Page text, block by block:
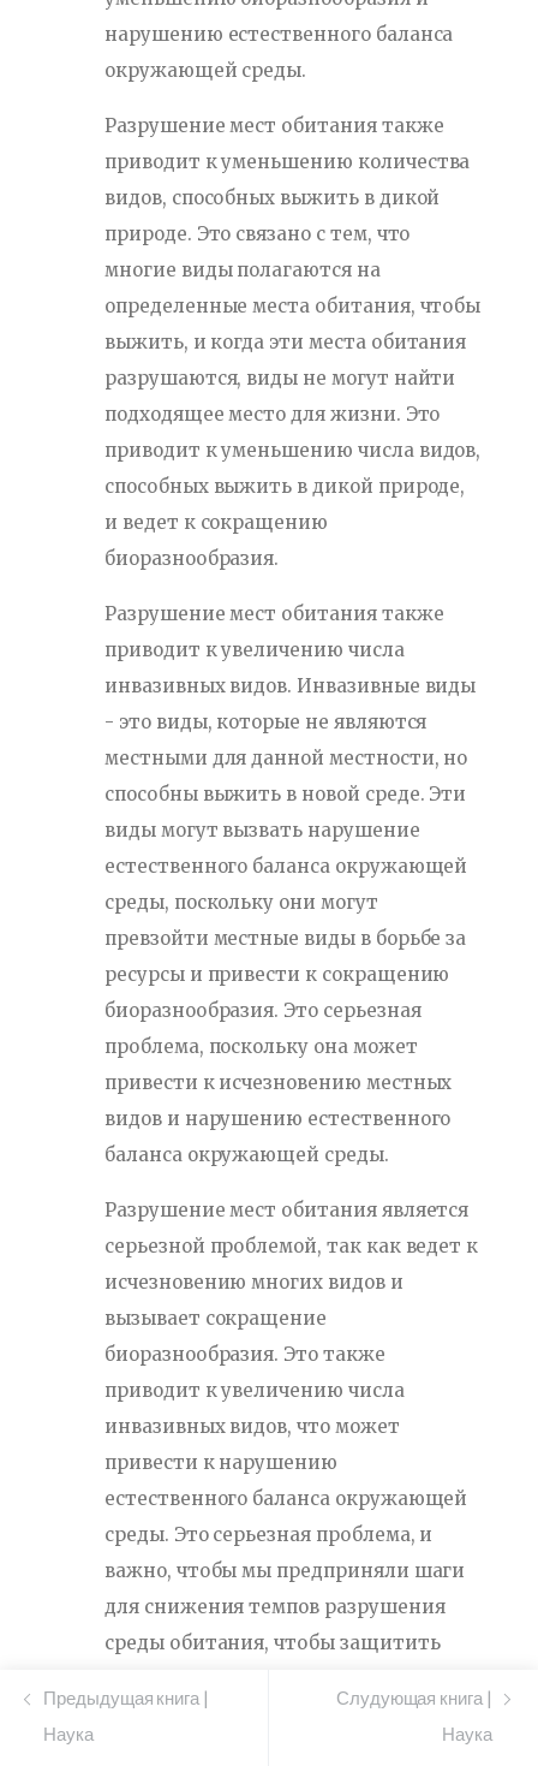
Слудующая книга |
Наука
Предыдущая книга |
Наука
нарушению естественного баланса
окружающей среды.
Разрушение мест обитания также
приводит к уменьшению количества
видов, способных выжить в дикой
природе. Это связано с тем, что
многие виды полагаются на
определенные места обитания, чтобы
выжить, и когда эти места обитания
разрушаются, виды не могут найти
подходящее место для жизни. Это
приводит к уменьшению числа видов,
способных выжить в дикой природе,
и ведет к сокращению
биоразнообразия.
Разрушение мест обитания также
приводит к увеличению числа
инвазивных видов. Инвазивные виды
- это виды, которые не являются
местными для данной местности, но
способны выжить в новой среде. Эти
виды могут вызвать нарушение
естественного баланса окружающей
среды, поскольку они могут
превзойти местные виды в борьбе за
ресурсы и привести к сокращению
биоразнообразия. Это серьезная
проблема, поскольку она может
привести к исчезновению местных
видов и нарушению естественного
баланса окружающей среды.
Разрушение мест обитания является
серьезной проблемой, так как ведет к
исчезновению многих видов и
вызывает сокращение
биоразнообразия. Это также
приводит к увеличению числа
инвазивных видов, что может
привести к нарушению
естественного баланса окружающей
среды. Это серьезная проблема, и
важно, чтобы мы предприняли шаги
для снижения темпов разрушения
среды обитания, чтобы защитить
виды.